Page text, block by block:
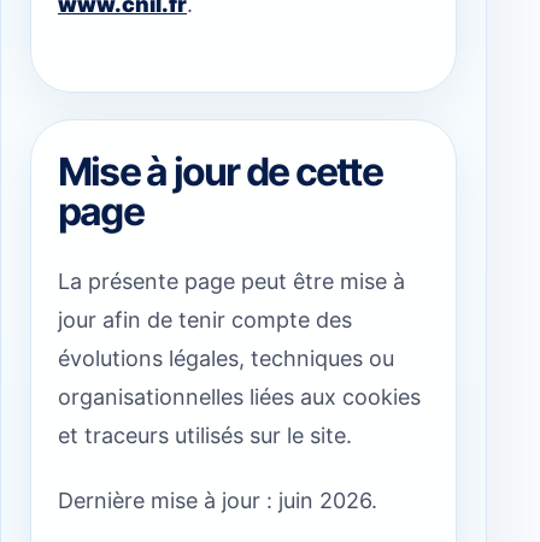
Mise à jour de cette
page
La présente page peut être mise à
jour afin de tenir compte des
évolutions légales, techniques ou
organisationnelles liées aux cookies
et traceurs utilisés sur le site.
Dernière mise à jour : juin 2026.